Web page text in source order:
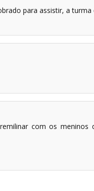
para assistir, a
com os meninos